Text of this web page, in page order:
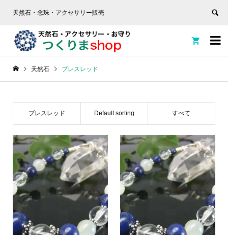
天然石・念珠・アクセサリー販売


天然石 ブレスレッド
ブレスレッド Default sorting すべて